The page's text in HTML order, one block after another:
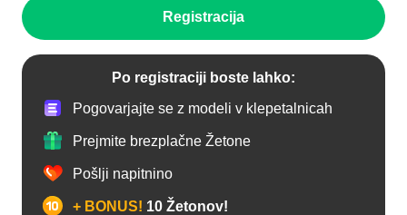
Registracija
Po registraciji boste lahko:
Pogovarjajte se z modeli v klepetalnicah
Prejmite brezplačne Žetone
Pošlji napitnino
+ BONUS! 10 Žetonov!